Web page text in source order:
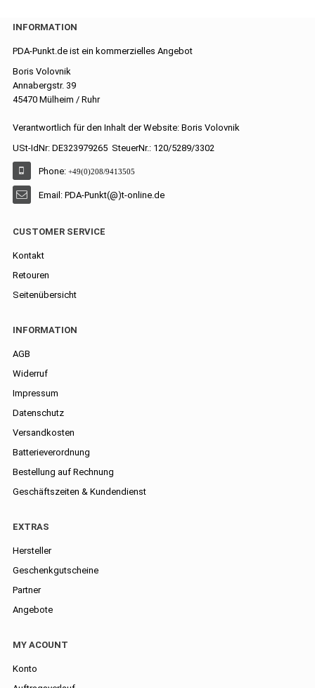
INFORMATION
PDA-Punkt.de ist ein kommerzielles Angebot
Boris Volovnik
Annabergstr. 39
45470 Mülheim / Ruhr
Verantwortlich für den Inhalt der Website: Boris Volovnik
USt-IdNr: DE323979265 SteuerNr.: 120/5289/3302
Phone: +49(0)208/9413505
Email: PDA-Punkt(@)t-online.de
CUSTOMER SERVICE
Kontakt
Retouren
Seitenübersicht
INFORMATION
AGB
Widerruf
Impressum
Datenschutz
Versandkosten
Batterieverordnung
Bestellung auf Rechnung
Geschäftszeiten & Kundendienst
EXTRAS
Hersteller
Geschenkgutscheine
Partner
Angebote
MY ACOUNT
Konto